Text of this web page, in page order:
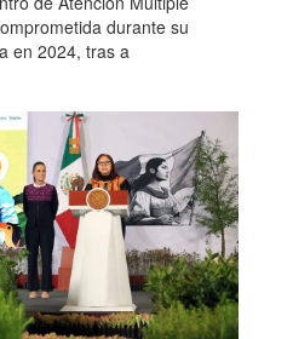
durante su
en 2024, tras a